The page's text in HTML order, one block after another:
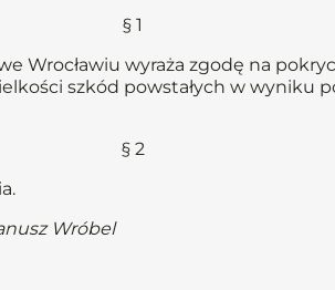
§ 1
Wrocławiu wyraża zgodę na
szkód powstałych w wyniku
§ 2
Wróbel